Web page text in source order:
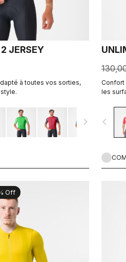
JERSEY
à toutes vos sorties,
navigate_next
Confort
les
navigate_before
Off